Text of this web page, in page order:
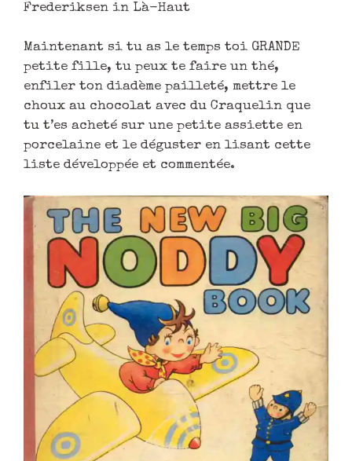
Frederiksen in Là-Haut
Maintenant si tu as le temps toi GRANDE
petite fille, tu peux te faire un thé,
enfiler ton diadème pailleté, mettre le
choux au chocolat avec du Craquelin que
tu t’es acheté sur une petite assiette en
porcelaine et le déguster en lisant cette
liste développée et commentée.